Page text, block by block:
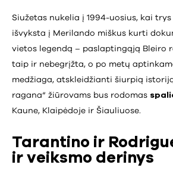
Siužetas nukelia į 1994-uosius, kai
išvyksta į Merilando miškus kurti
vietos legendą – paslaptingąją Bleiro
taip ir nebegrįžta, o po metų
medžiaga, atskleidžianti šiurpią
ragana“ žiūrovams bus rodomas
Kaune, Klaipėdoje ir Šiauliuose.
Tarantino ir
ir veiksmo derinys